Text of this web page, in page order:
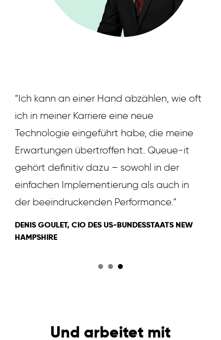
“Ich kann an einer Hand abzählen, wie oft
ich in meiner Karriere eine neue
Technologie eingeführt habe, die meine
Erwartungen übertroffen hat. Queue-it
gehört definitiv dazu – sowohl in der
einfachen Implementierung als auch in
der beeindruckenden Performance.”
DENIS GOULET, CIO DES US-BUNDESSTAATS NEW
HAMPSHIRE
Und arbeitet mit